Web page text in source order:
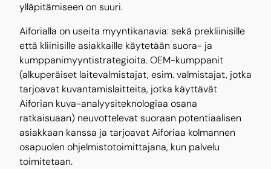
ylläpitämiseen on suuri.
Aiforialla on useita myyntikanavia: sekä prekliinisille
että kliinisille asiakkaille käytetään suora- ja
kumppanimyyntistrategioita. OEM-kumppanit
(alkuperäiset laitevalmistajat, esim. valmistajat, jotka
tarjoavat kuvantamislaitteita, jotka käyttävät
Aiforian kuva-analyysiteknologiaa osana
ratkaisuaan) neuvottelevat suoraan potentiaalisen
asiakkaan kanssa ja tarjoavat Aiforiaa kolmannen
osapuolen ohjelmistotoimittajana, kun palvelu
toimitetaan.